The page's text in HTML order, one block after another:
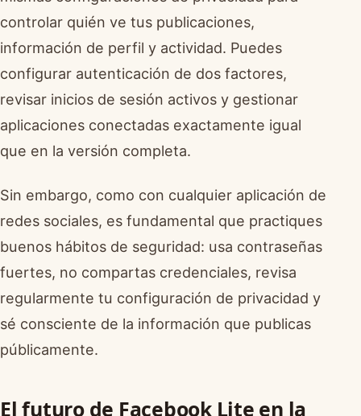
controlar quién ve tus publicaciones,
información de perfil y actividad. Puedes
configurar autenticación de dos factores,
revisar inicios de sesión activos y gestionar
aplicaciones conectadas exactamente igual
que en la versión completa.
Sin embargo, como con cualquier aplicación de
redes sociales, es fundamental que practiques
buenos hábitos de seguridad: usa contraseñas
fuertes, no compartas credenciales, revisa
regularmente tu configuración de privacidad y
sé consciente de la información que publicas
públicamente.
El futuro de Facebook Lite en la